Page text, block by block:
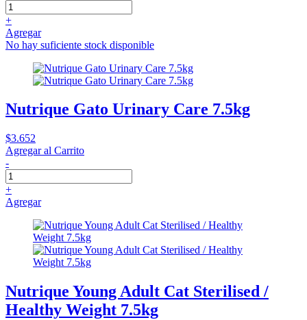
+
Agregar
No hay suficiente stock disponible
Nutrique Gato Urinary Care 7.5kg
$3.652
Agregar al Carrito
-
+
Agregar
Nutrique Young Adult Cat Sterilised /
Healthy Weight 7.5kg